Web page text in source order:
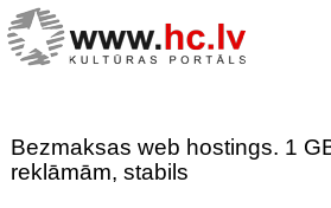
Bezmaksas web hostings. 1
reklāmām, stabils